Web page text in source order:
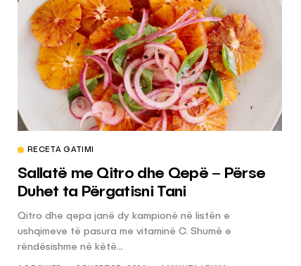
RECETA GATIMI
Sallatë me Qitro dhe Qepë – Përse
Duhet ta Përgatisni Tani
Qitro dhe qepa janë dy kampionë në listën e
ushqimeve të pasura me vitaminë C. Shumë e
rëndësishme në këtë...